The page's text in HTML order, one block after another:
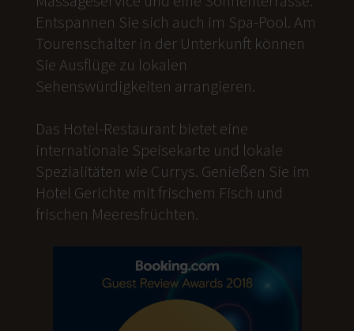
Entspannen Sie sich auch im Spa-Pool. Am
Tourenschalter in der Unterkunft können
Sie Ausflüge zu lokalen
Sehenswürdigkeiten arrangieren.
Das Hotel-Restaurant bietet eine
internationale Speisekarte und lokale
Spezialitäten wie Currys. Genießen Sie im
Hotel Gerichte mit frischem Fisch und
frischen Meeresfrüchten.